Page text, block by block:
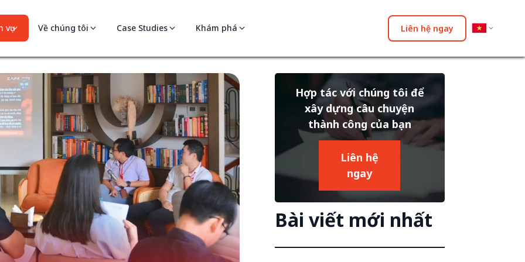
vụ Về chúng tôi Case Studies Khám phá Liên hệ ngay
Hợp tác với chúng tôi để
xây dựng câu chuyện
thành công của bạn
Liên hệ
ngay
Bài viết mới nhất